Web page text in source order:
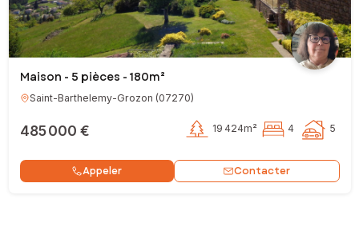
Maison - 5 pièces - 180m²
Saint-Barthelemy-Grozon (07270)
485 000 € 19 424m² 4 5
Appeler Contacter